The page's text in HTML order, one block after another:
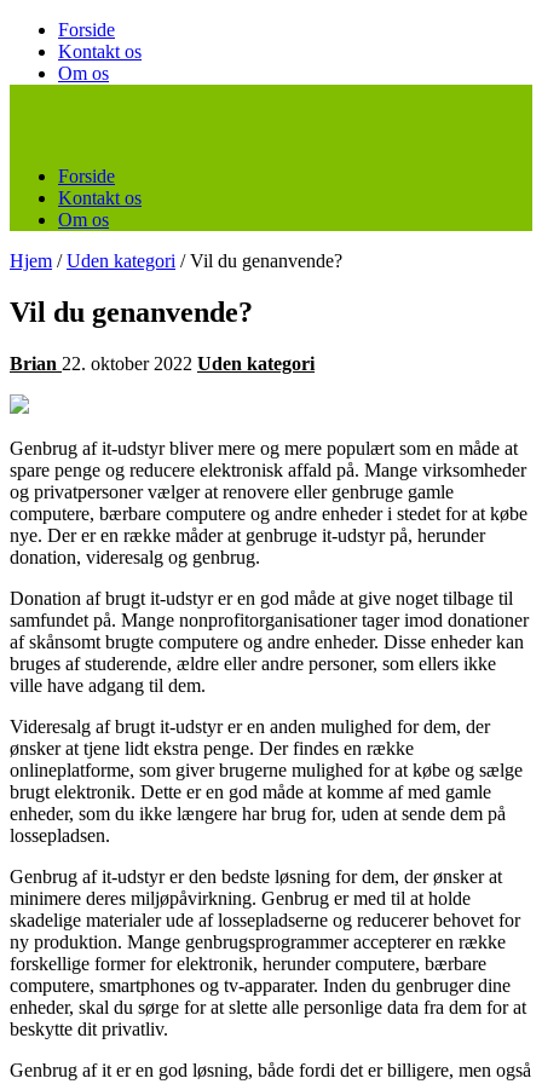
Forside
Kontakt os
Om os
Forside
Kontakt os
Om os
Hjem / Uden kategori / Vil du genanvende?
Vil du genanvende?
Brian 22. oktober 2022 Uden kategori
Genbrug af it-udstyr bliver mere og mere populært som en måde at
spare penge og reducere elektronisk affald på. Mange virksomheder
og privatpersoner vælger at renovere eller genbruge gamle
computere, bærbare computere og andre enheder i stedet for at købe
nye. Der er en række måder at genbruge it-udstyr på, herunder
donation, videresalg og genbrug.
Donation af brugt it-udstyr er en god måde at give noget tilbage til
samfundet på. Mange nonprofitorganisationer tager imod donationer
af skånsomt brugte computere og andre enheder. Disse enheder kan
bruges af studerende, ældre eller andre personer, som ellers ikke
ville have adgang til dem.
Videresalg af brugt it-udstyr er en anden mulighed for dem, der
ønsker at tjene lidt ekstra penge. Der findes en række
onlineplatforme, som giver brugerne mulighed for at købe og sælge
brugt elektronik. Dette er en god måde at komme af med gamle
enheder, som du ikke længere har brug for, uden at sende dem på
lossepladsen.
Genbrug af it-udstyr er den bedste løsning for dem, der ønsker at
minimere deres miljøpåvirkning. Genbrug er med til at holde
skadelige materialer ude af lossepladserne og reducerer behovet for
ny produktion. Mange genbrugsprogrammer accepterer en række
forskellige former for elektronik, herunder computere, bærbare
computere, smartphones og tv-apparater. Inden du genbruger dine
enheder, skal du sørge for at slette alle personlige data fra dem for at
beskytte dit privatliv.
Genbrug af it er en god løsning, både fordi det er billigere, men også